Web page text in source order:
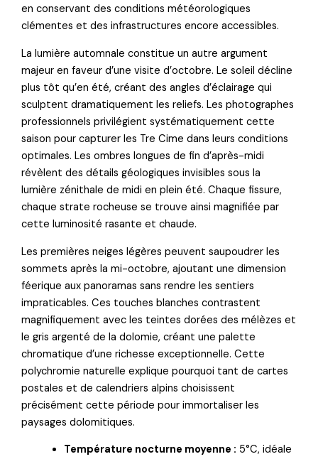
en conservant des conditions météorologiques
clémentes et des infrastructures encore accessibles.
La lumière automnale constitue un autre argument
majeur en faveur d’une visite d’octobre. Le soleil décline
plus tôt qu’en été, créant des angles d’éclairage qui
sculptent dramatiquement les reliefs. Les photographes
professionnels privilégient systématiquement cette
saison pour capturer les Tre Cime dans leurs conditions
optimales. Les ombres longues de fin d’après-midi
révèlent des détails géologiques invisibles sous la
lumière zénithale de midi en plein été. Chaque fissure,
chaque strate rocheuse se trouve ainsi magnifiée par
cette luminosité rasante et chaude.
Les premières neiges légères peuvent saupoudrer les
sommets après la mi-octobre, ajoutant une dimension
féerique aux panoramas sans rendre les sentiers
impraticables. Ces touches blanches contrastent
magnifiquement avec les teintes dorées des mélèzes et
le gris argenté de la dolomie, créant une palette
chromatique d’une richesse exceptionnelle. Cette
polychromie naturelle explique pourquoi tant de cartes
postales et de calendriers alpins choisissent
précisément cette période pour immortaliser les
paysages dolomitiques.
Température nocturne moyenne : 5°C, idéale